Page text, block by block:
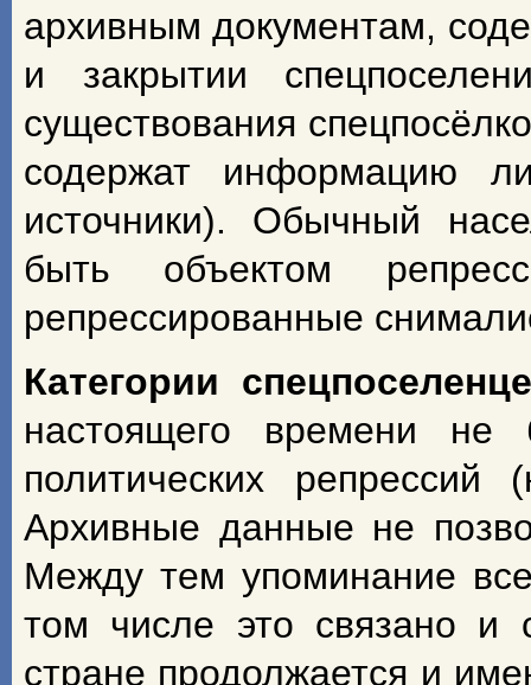
архивным документам,
и закрытии
существования
содержат информацию
источники). Обычный
быть объектом
репрессированные
Категории
настоящего времени не
политических
Архивные данные не
Между тем упоминание
том числе это связано и
стране продолжается и